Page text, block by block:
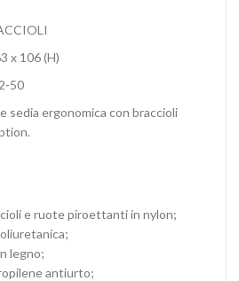
x 106 (H)
50
sedia ergonomica con braccioli
e ruote piroettanti in nylon;
legno;
antiurto;